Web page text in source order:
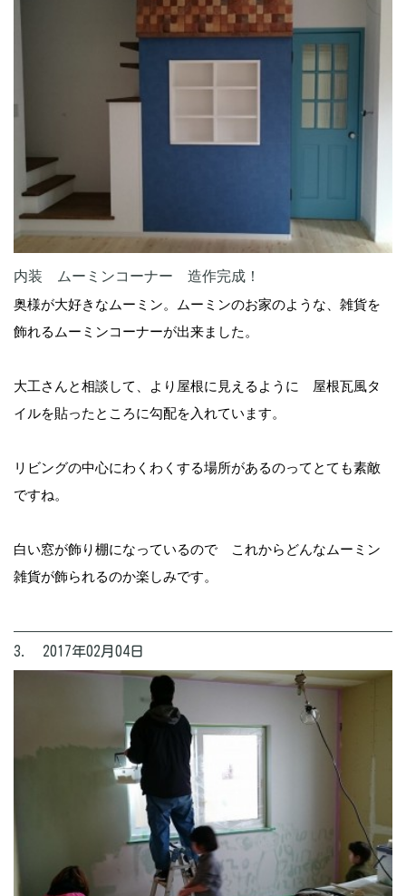
内装 ムーミンコーナー 造作完成！
奥様が大好きなムーミン。ムーミンのお家のような、雑貨を
飾れるムーミンコーナーが出来ました。
大工さんと相談して、より屋根に見えるように 屋根瓦風タ
イルを貼ったところに勾配を入れています。
リビングの中心にわくわくする場所があるのってとても素敵
ですね。
白い窓が飾り棚になっているので これからどんなムーミン
雑貨が飾られるのか楽しみです。
3. 2017年02月04日